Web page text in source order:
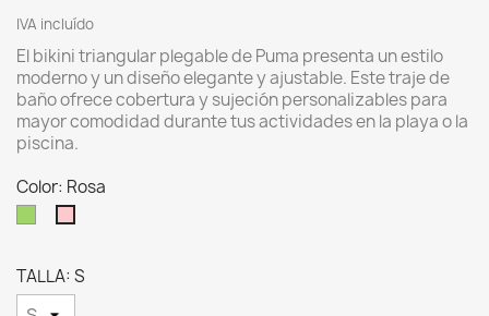
IVA incluído
El bikini triangular plegable de Puma presenta un estilo
moderno y un diseño elegante y ajustable. Este traje de
baño ofrece cobertura y sujeción personalizables para
mayor comodidad durante tus actividades en la playa o la
piscina.
Color: Rosa
TALLA: S